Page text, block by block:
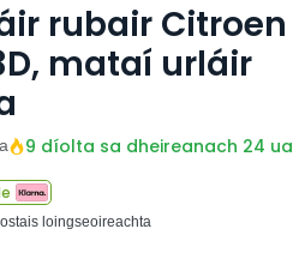
rubair
mataí urláir
9 díolta sa dheireanach 24
loingseoireachta